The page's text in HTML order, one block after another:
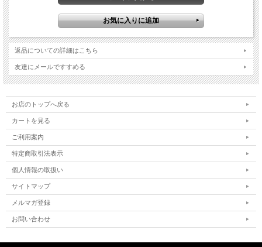
返品についての詳細はこちら
友達にメールですすめる
お店のトップへ戻る
カートを見る
ご利用案内
特定商取引法表示
個人情報の取扱い
サイトマップ
メルマガ登録
お問い合わせ